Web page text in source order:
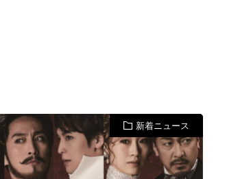
新着ニュース